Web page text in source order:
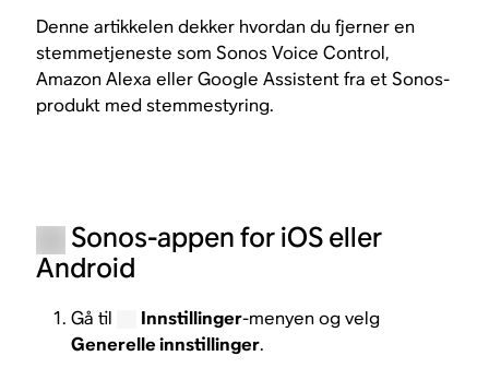
Denne artikkelen dekker hvordan du fjerner en
stemmetjeneste som Sonos Voice Control,
Amazon Alexa eller Google Assistent fra et Sonos-
produkt med stemmestyring.
Sonos-appen for iOS eller
Android
Gå til Innstillinger-menyen og velg
Generelle innstillinger.